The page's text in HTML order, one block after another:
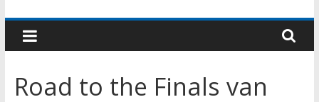
Road to the Finals van